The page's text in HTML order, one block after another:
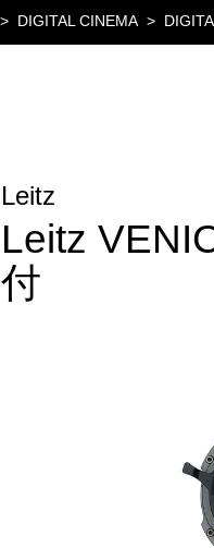
DIGITAL CINEMA
Leitz
Leitz
付